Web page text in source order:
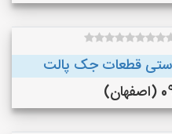
دستی قطعات جک پالت